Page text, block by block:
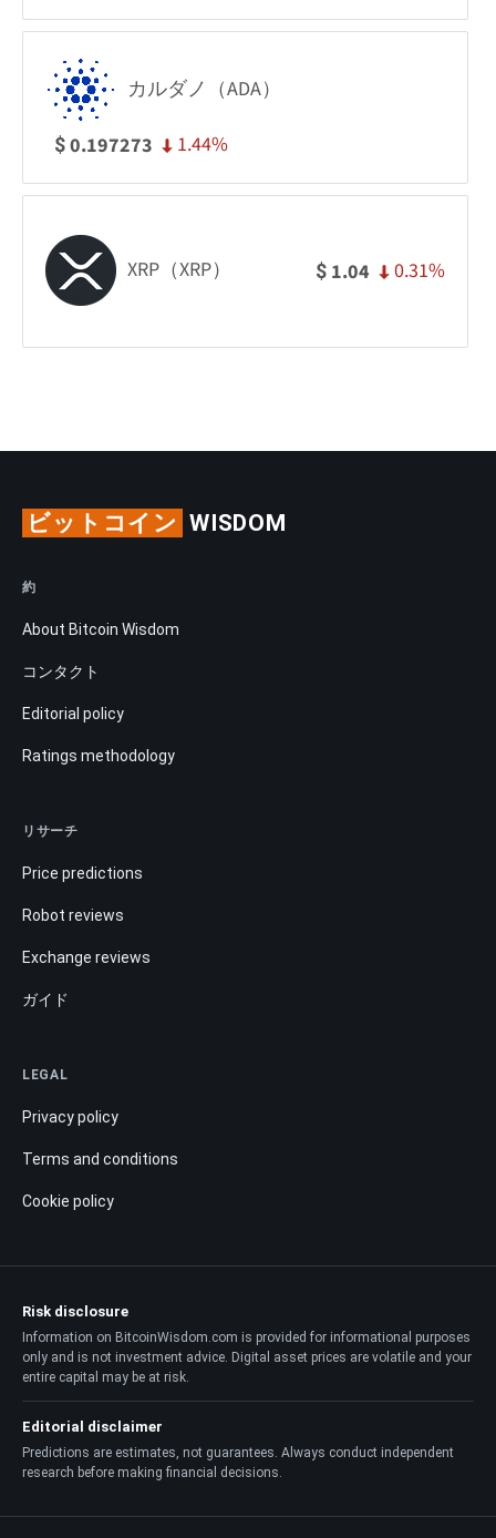
カルダノ（ADA）
$0.197273 1.44%
XRP（XRP） $ 1.04 0.31%
ビットコイン WISDOM
約
About Bitcoin Wisdom
コンタクト
Editorial policy
Ratings methodology
リサーチ
Price predictions
Robot reviews
Exchange reviews
ガイド
LEGAL
Privacy policy
Terms and conditions
Cookie policy
Risk disclosure
Information on BitcoinWisdom.com is provided for informational purposes
only and is not investment advice. Digital asset prices are volatile and your
entire capital may be at risk.
Editorial disclaimer
Predictions are estimates, not guarantees. Always conduct independent
research before making financial decisions.